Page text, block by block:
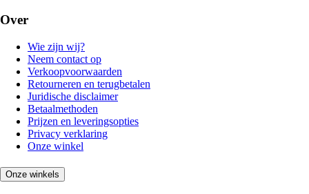
Over
Wie zijn wij?
Neem contact op
Verkoopvoorwaarden
Retourneren en terugbetalen
Juridische disclaimer
Betaalmethoden
Prijzen en leveringsopties
Privacy verklaring
Onze winkel
Onze winkels